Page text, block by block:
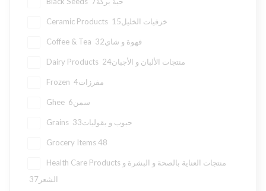
Ceramic Products خزفيات الخليل15
Coffee & Tea قهوة و شاي32
Dairy Products منتجات الألبان و الأجبان24
Frozen مفرزات4
Ghee سمن6
Grains حبوب و بقوليات33
Grocery Items 48
Health Care Products منتجات العناية بالصحة و البشرة و
الشعر 37